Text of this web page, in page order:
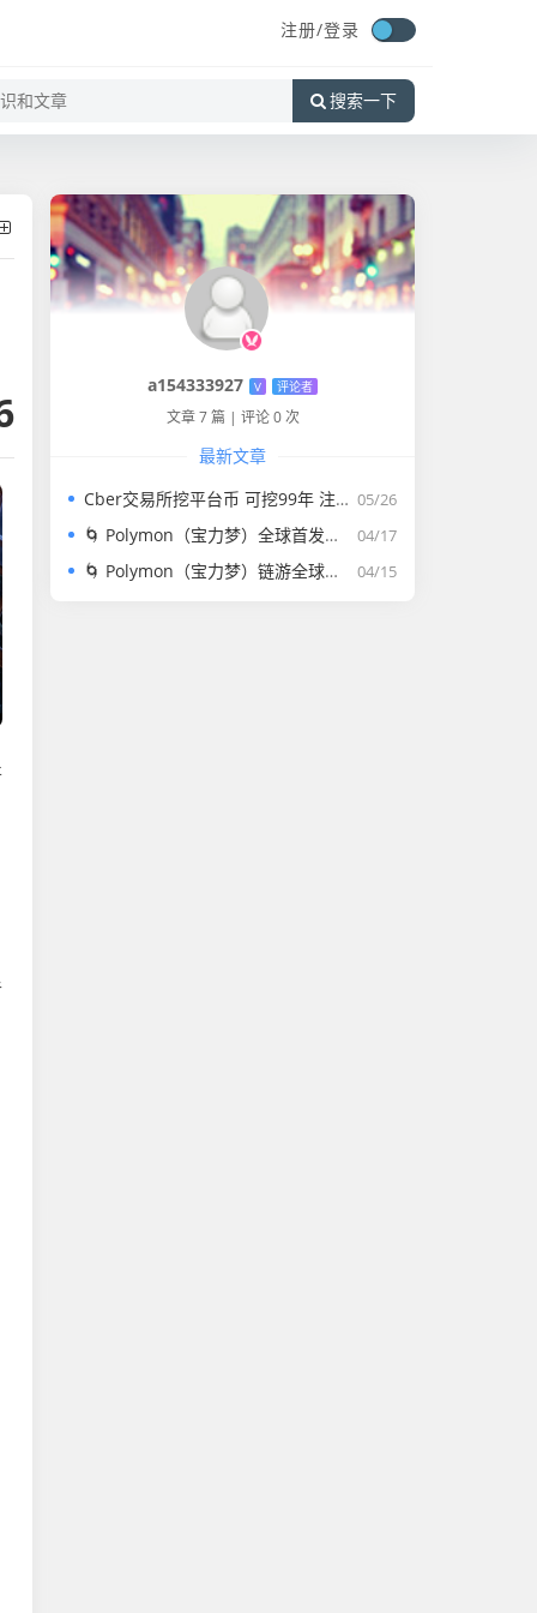
注册/登录
搜索一下
a154333927 V 评论者
文章 7 篇 | 评论 0 次
最新文章
05/26
Cber交易所挖平台币 可挖99年 注册实名即送10000蒜粒 快和我一起挖平台Bcmc吧
04/17
🌀 Polymon（宝力梦）全球首发！零撸链游天花板，稳定收益，轻松变现
04/15
🌀 Polymon（宝力梦）链游全球首发！零撸链游天花板，走路稳定高收益，轻松愉快变现